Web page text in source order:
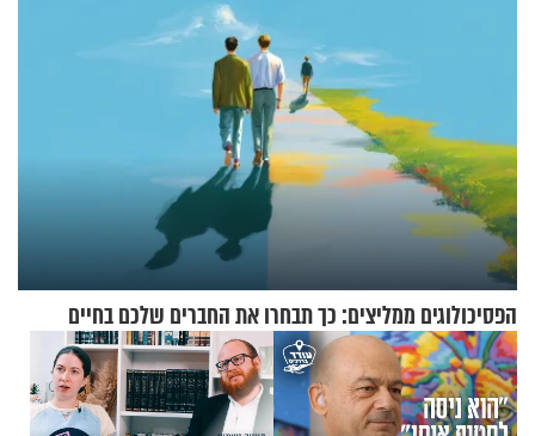
הפסיכולוגים ממליצים: כך תבחרו את החברים שלכם בחיים